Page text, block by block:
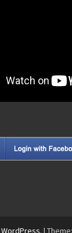
WordPress. |